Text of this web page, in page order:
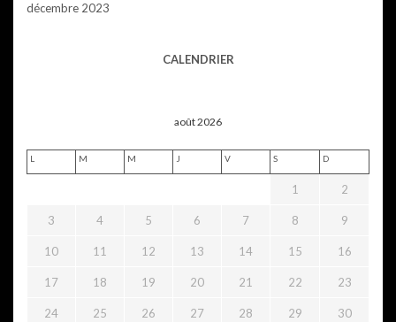
décembre 2023
CALENDRIER
août 2026
L M M J V S D
1 2
3 4 5 6 7 8 9
10 11 12 13 14 15 16
17 18 19 20 21 22 23
24 25 26 27 28 29 30